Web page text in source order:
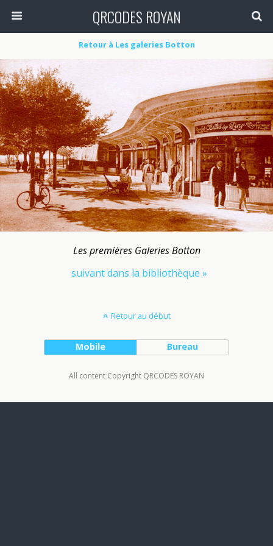
QRCODES ROYAN
Retour à Les galeries Botton
Les premières Galeries Botton
suivant dans la bibliothèque »
Retour au début
Mobile Bureau
All content Copyright QRCODES ROYAN